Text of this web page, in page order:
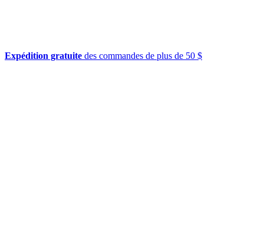
Expédition gratuite des commandes de plus de 50 $